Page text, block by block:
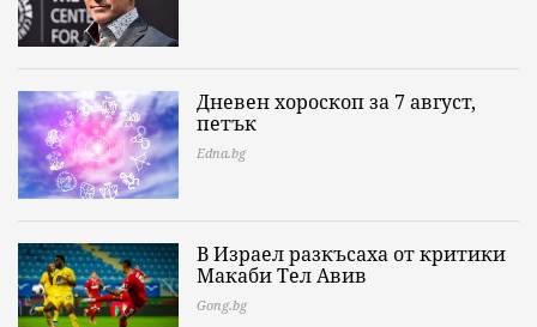
Дневен хороскоп за 7 август,
петък
Edna.bg
В Израел разкъсаха от критики
Макаби Тел Авив
Gong.bg